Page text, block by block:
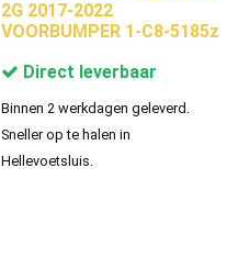
2G 2017-2022
VOORBUMPER 1-C8-5185z
Direct leverbaar
Binnen 2 werkdagen geleverd.
Sneller op te halen in
Hellevoetsluis.